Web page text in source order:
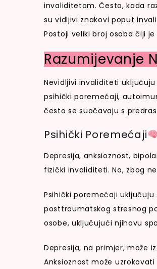
invaliditetom. Često, kada
su vidljivi znakovi poput
Postoji veliki broj osoba čiji
Razumijevanje
Nevidljivi invaliditeti
psihički poremećaji,
često se suočavaju s
Psihički Poremećaji
Depresija, anksioznost,
fizički invaliditeti. No, zbog
Psihički poremećaji
posttraumatskog stresnog
osobe, uključujući njihovu
Depresija, na primjer, može
Anksioznost može